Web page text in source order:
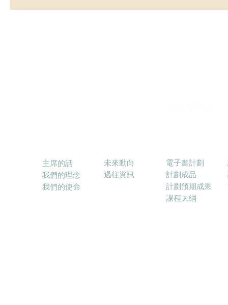
主席的話
我們的理念
我們的使命
未來動向
過往資訊
電子書計劃
計劃成品
計劃預期成果
課程大綱